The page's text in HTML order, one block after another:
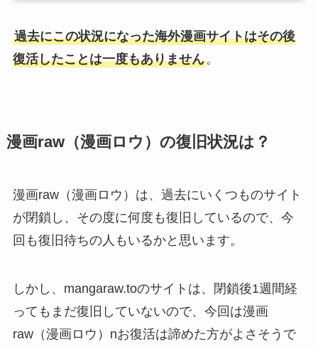
過去にこの状況になった海外漫画サイトはその後
復活したことは一度もありません。
漫画raw（漫画ロウ）の復旧状況は？
漫画raw（漫画ロウ）は、過去にいくつものサイト
が閉鎖し、その度に何度も復旧しているので、今
回も復旧待ちの人もいるかと思います。
しかし、mangaraw.toのサイトは、閉鎖後1週間経
ってもまだ復旧していないので、今回は漫画
raw（漫画ロウ）nお復活は諦めた方がよさそうで